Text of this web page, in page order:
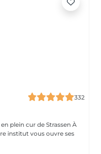
332
plein cur de Strassen À
institut vous ouvre ses